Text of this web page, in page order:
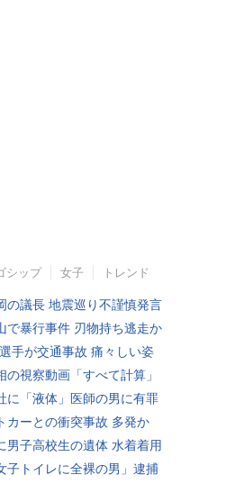
シップ 女子 トレンド
の議長 地震巡り不謹慎発言
で暴行事件 刃物持ち逃走か
手が交通事故 痛々しい姿
の視察動画「すべて計算」
に「液体」医師の男に有罪
カーとの衝突事故 多発か
男子高校生の遺体 水着着用
子トイレに全裸の男」逮捕